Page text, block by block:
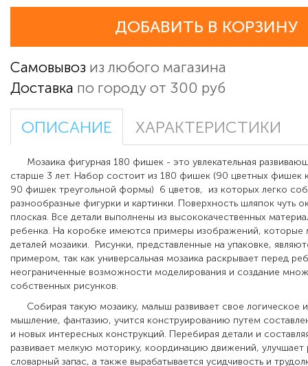
ДОБАВИТЬ В КОРЗИНУ
Самовывоз из любого магазина
Доставка по городу от 300 руб
ОПИСАНИЕ ХАРАКТЕРИСТИКИ
Мозаика фигурная 180 фишек - это увлекательная
старше 3 лет. Набор состоит из 180 фишек (90 цветных фишек
90 фишек треугольной формы) 6 цветов, из которых легко
разнообразные фигурки и картинки. Поверхность шляпок чуть
плоская. Все детали выполнены из высококачественных
ребенка. На коробке имеются примеры изображений, которые
деталей мозаики. Рисунки, представленные на упаковке,
примером, так как универсальная мозаика раскрывает перед
неограниченные возможности моделирования и создание
собственных рисунков.
Собирая такую мозаику, малыш развивает свое логическое
мышление, фантазию, учится конструированию путем
и новых интересных конструкций. Перебирая детали и
развивает мелкую моторику, координацию движений, улучшает
словарный запас, а также вырабатывается усидчивость и